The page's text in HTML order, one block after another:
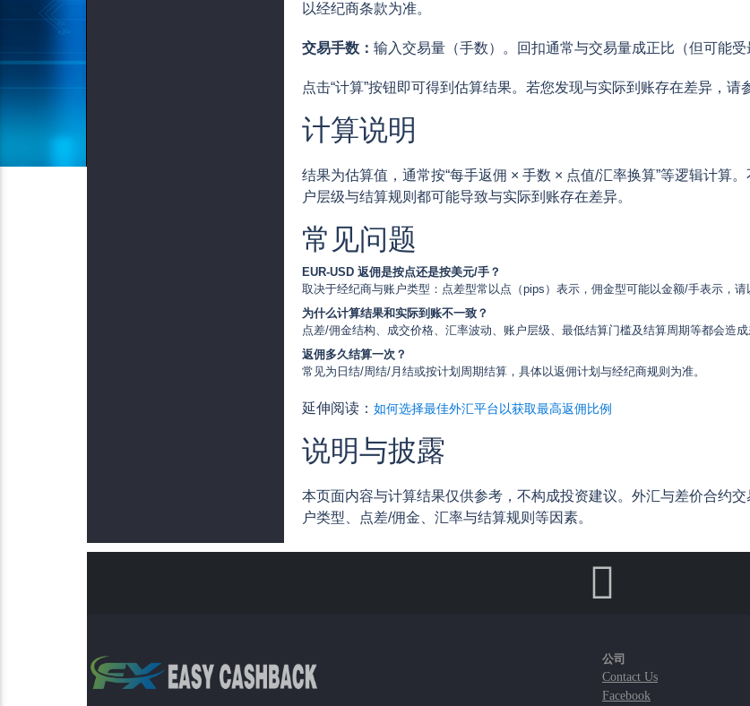
以经纪商条款为准。
交易手数： 输入交易量（手数）。回扣通常与交易量成正比（但可能受
点击“计算”按钮即可得到估算结果。若您发现与实际到账存在差异，请
计算说明
结果为估算值，通常按“每手返佣 × 手数 × 点值/汇率换算”等逻辑计算
户层级与结算规则都可能导致与实际到账存在差异。
常见问题
EUR-USD 返佣是按点还是按美元/手？
取决于经纪商与账户类型：点差型常以点（pips）表示，佣金型可能以金额/手表示，请
为什么计算结果和实际到账不一致？
点差/佣金结构、成交价格、汇率波动、账户层级、最低结算门槛及结算周期等都会造成
返佣多久结算一次？
常见为日结/周结/月结或按计划周期结算，具体以返佣计划与经纪商规则为准。
延伸阅读： 如何选择最佳外汇平台以获取最高返佣比例
说明与披露
本页面内容与计算结果仅供参考，不构成投资建议。外汇与差价合约
户类型、点差/佣金、汇率与结算规则等因素。
公司
Contact Us
Facebook